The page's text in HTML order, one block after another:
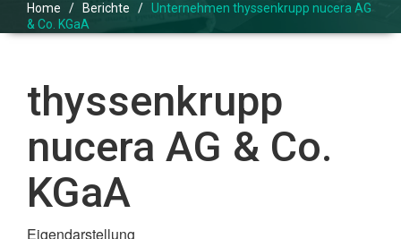
Home / Berichte / Unternehmen thyssenkrupp nucera AG
& Co. KGaA
thyssenkrupp
nucera AG & Co.
KGaA
Eigendarstellung